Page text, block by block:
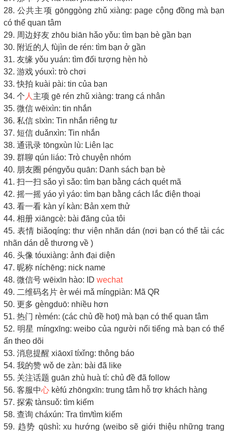
28. 公共主项 gōnggòng zhǔ xiàng: page cộng đồng mà bạn
có thể quan tâm
29. 周边好友 zhōu biān hǎo yǒu: tìm bạn bè gần bạn
30. 附近的人 fùjìn de rén: tìm bạn ở gần
31. 友缘 yǒu yuán: tìm đối tượng hèn hò
32. 游戏 yóuxì: trò chơi
33. 快拍 kuài pài: tin của bạn
34. 个 人 主项 gē rén zhǔ xiàng: trang cá nhân
35. 微信 wēixìn: tin nhắn
36. 私信 sīxìn: Tin nhắn riêng tư
37. 短信 duǎnxìn: Tin nhắn
38. 通讯录 tōngxùn lù: Liên lạc
39. 群聊 qún liáo: Trò chuyện nhóm
40. 朋友圈 péngyǒu quān: Danh sách bạn bè
41. 扫一扫 sǎo yì sǎo: tìm bạn bằng cách quét mã
42. 摇一摇 yáo yì yáo: tìm bạn bằng cách lắc điện thoại
43. 看一看 kàn yí kàn: Bản xem thử
44. 相册 xiāngcè: bài đăng của tôi
45. 表情 biǎoqíng: thư viện nhãn dán (nơi bạn có thể tải các
nhãn dán dễ thương về )
46. 头像 tóuxiàng: ảnh đại diện
47. 昵称 níchēng: nick name
48. 微信号 wēixīn hào: ID wechat
49. 二维码名片 èr wéi mǎ míngpiàn: Mã QR
50. 更多 gèngduō: nhiều hơn
51. 热门 rèmén: (các chủ đề hot) mà bạn có thể quan tâm
52. 明星 míngxīng: weibo của người nổi tiếng mà bạn có thể
ấn theo dõi
53. 消息提醒 xiāoxī tíxǐng: thông báo
54. 我的赞 wǒ de zàn: bài đã like
55. 关注话题 guān zhù huà tí: chủ đề đã follow
56. 客服中心 kèfú zhōngxīn: trung tâm hỗ trợ khách hàng
57. 探索 tànsuǒ: tìm kiếm
58. 查询 cháxún: Tra tìm/tìm kiếm
59. 趋势 qūshì: xu hướng (weibo sẽ giới thiệu những trang